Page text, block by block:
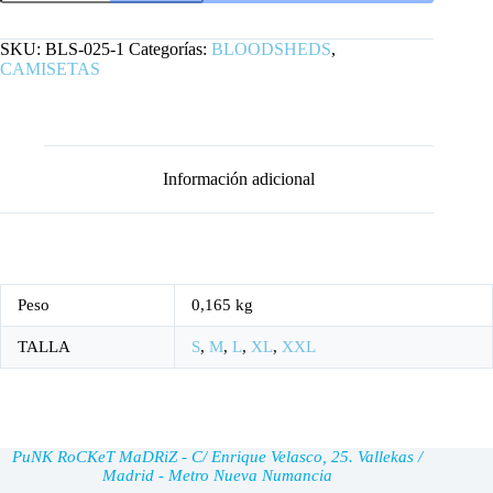
MADRIZ
SKU: BLS-025-1 Categorías: BLOODSHEDS,
CAMISETAS
Información adicional
Peso 0,165 kg
TALLA S, M, L, XL, XXL
PuNK RoCKeT MaDRiZ - C/ Enrique Velasco, 25. Vallekas /
Madrid - Metro Nueva Numancia